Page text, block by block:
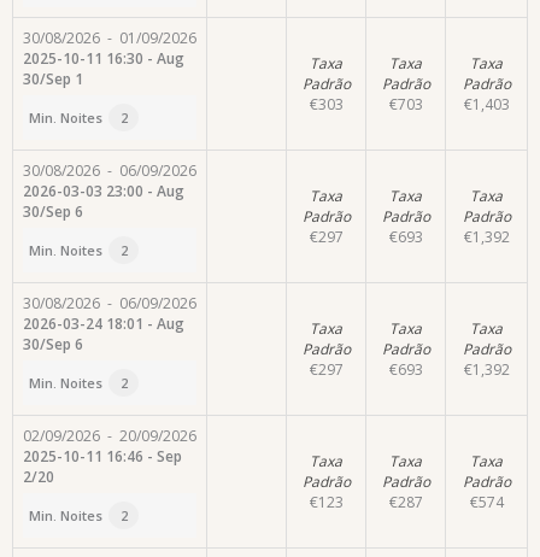
30/08/2026 - 01/09/2026
2025-10-11 16:30 - Aug
30/Sep 1
Min. Noites 2
Taxa
Padrão
€303
Taxa
Padrão
€703
Taxa
Padrão
€1,403
30/08/2026 - 06/09/2026
2026-03-03 23:00 - Aug
30/Sep 6
Min. Noites 2
Taxa
Padrão
€297
Taxa
Padrão
€693
Taxa
Padrão
€1,392
30/08/2026 - 06/09/2026
2026-03-24 18:01 - Aug
30/Sep 6
Min. Noites 2
Taxa
Padrão
€297
Taxa
Padrão
€693
Taxa
Padrão
€1,392
02/09/2026 - 20/09/2026
2025-10-11 16:46 - Sep
2/20
Min. Noites 2
Taxa
Padrão
€123
Taxa
Padrão
€287
Taxa
Padrão
€574